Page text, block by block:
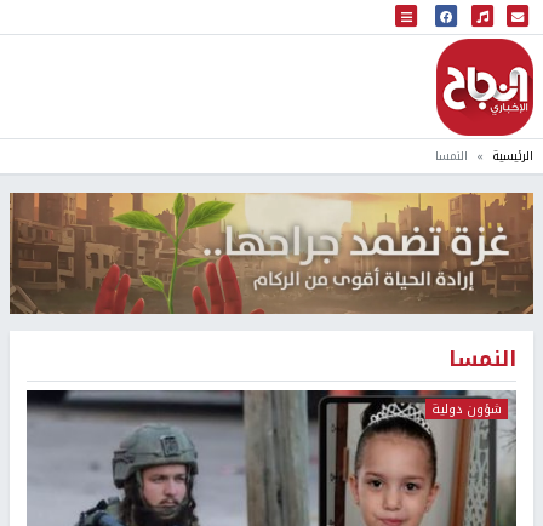
البث المباشر
إذاعة النجاح
الرئيسية النمسا
النمسا
شؤون دولية